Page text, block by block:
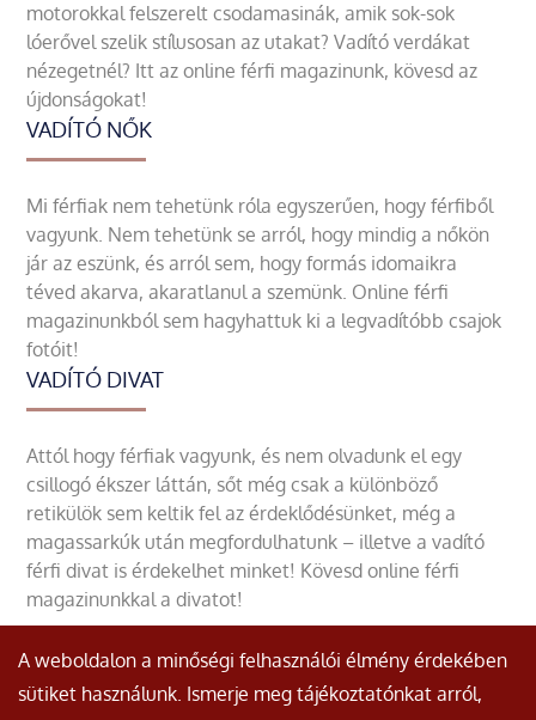
motorokkal felszerelt csodamasinák, amik sok-sok
lóerővel szelik stílusosan az utakat? Vadító verdákat
nézegetnél? Itt az online férfi magazinunk, kövesd az
újdonságokat!
VADÍTÓ NŐK
Mi férfiak nem tehetünk róla egyszerűen, hogy férfiből
vagyunk. Nem tehetünk se arról, hogy mindig a nőkön
jár az eszünk, és arról sem, hogy formás idomaikra
téved akarva, akaratlanul a szemünk. Online férfi
magazinunkból sem hagyhattuk ki a legvadítóbb csajok
fotóit!
VADÍTÓ DIVAT
Attól hogy férfiak vagyunk, és nem olvadunk el egy
csillogó ékszer láttán, sőt még csak a különböző
retikülök sem keltik fel az érdeklődésünket, még a
magassarkúk után megfordulhatunk – illetve a vadító
férfi divat is érdekelhet minket! Kövesd online férfi
magazinunkkal a divatot!
A weboldalon a minőségi felhasználói élmény érdekében
sütiket használunk. Ismerje meg tájékoztatónkat arról,